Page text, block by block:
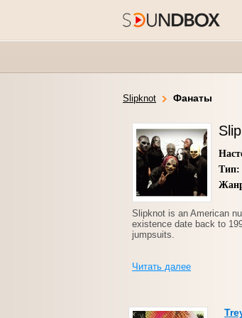
Slipknot Фанаты
Тип:
Slipknot is an American
existence date back to
jumpsuits.
Читать далее